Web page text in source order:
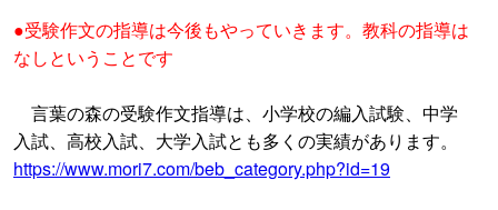
●受験作文の指導は今後もやっていきます。教科の指導は
なしということです
言葉の森の受験作文指導は、小学校の編入試験、中学
入試、高校入試、大学入試とも多くの実績があります。
https://www.mori7.com/beb_category.php?id=19